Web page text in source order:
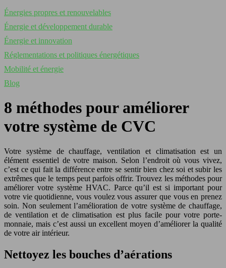
Énergies propres et renouvelables
Énergie et développement durable
Énergie et innovation
Réglementations et politiques énergétiques
Mobilité et énergie
Blog
8 méthodes pour améliorer
votre système de CVC
Votre système de chauffage, ventilation et climatisation est un
élément essentiel de votre maison. Selon l’endroit où vous vivez,
c’est ce qui fait la différence entre se sentir bien chez soi et subir les
extrêmes que le temps peut parfois offrir. Trouvez les méthodes pour
améliorer votre système HVAC. Parce qu’il est si important pour
votre vie quotidienne, vous voulez vous assurer que vous en prenez
soin. Non seulement l’amélioration de votre système de chauffage,
de ventilation et de climatisation est plus facile pour votre porte-
monnaie, mais c’est aussi un excellent moyen d’améliorer la qualité
de votre air intérieur.
Nettoyez les bouches d’aérations